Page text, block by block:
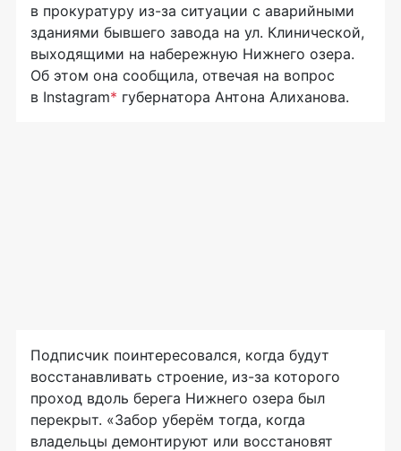
в прокуратуру из-за ситуации с аварийными
зданиями бывшего завода на ул. Клинической,
выходящими на набережную Нижнего озера.
Об этом она сообщила, отвечая на вопрос
в Instagram* губернатора Антона Алиханова.
Подписчик поинтересовался, когда будут
восстанавливать строение, из-за которого
проход вдоль берега Нижнего озера был
перекрыт. «Забор уберём тогда, когда
владельцы демонтируют или восстановят